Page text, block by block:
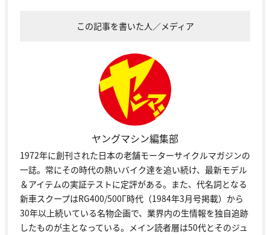
この記事を書いた人／メディア
ヤングマシン編集部
1972年に創刊された日本の老舗モーターサイクルマガジンの
一誌。常にその時代の熱いバイク達を追い続け、最新モデル
＆アイテムの実証テストに定評がある。また、代名詞となる
新車スクープはRG400/500Γ時代（1984年3月号掲載）から
30年以上続いている名物企画で、業界内の生情報を独自追跡
したものが主となっている。メイン読者層は50代とそのジュ